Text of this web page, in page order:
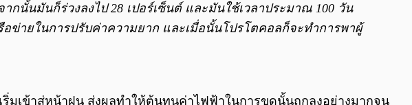
ากนั้นมันก็ร่วงลงไป 28 เปอร์เซ็นต์ และมันใช้เวลาประมาณ 100 วัน
ข่ายในการปรับค่าความยาก และเมื่อนั้นโปรโตคอลก็จะทำการพาผู้
มเข้าสู่หน้าฝน ส่งผลทำให้ต้นทุนค่าไฟฟ้าในการขุดนั้นถูกลงอย่างมากจน